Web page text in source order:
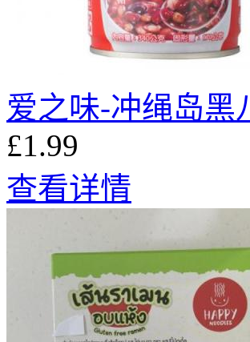
爱之味-冲绳岛黑
£1.99
查看详情